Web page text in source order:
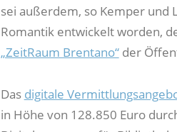
sei außerdem, so Kemper und
Romantik entwickelt worden,
„ZeitRaum Brentano“der
Das digitale
in Höhe von 128.850 Euro